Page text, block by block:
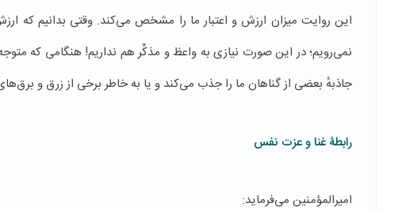
این روایت میزان ارزش و اعتبار ما را مشخص می‌کند. وقتی بدانیم که
نمی‌رویم؛ در این صورت نیازی به واعظ و مذکِّر هم نداریم! هنگامی که
جاذبهٔ بعضی از گناهان ما را جذب می‌کند و یا به خاطر برخی از زرق و
رابطۀ غنا و عزت نفس
امیرالمؤمنین می‌فرماید: